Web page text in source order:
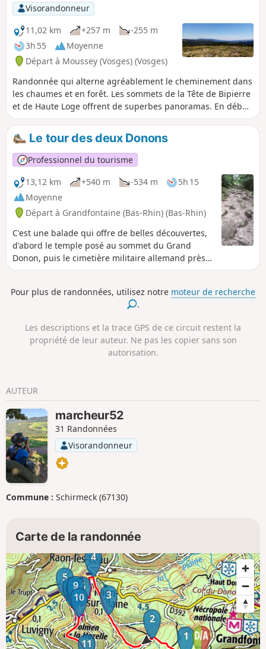
parking du Lac de la Maix sont
inaccessibles pour une durée
indéterminée.
Visorandonneur
11,02 km
+257 m
-255 m
3h 55
Moyenne
Départ à Moussey (Vosges) (Vosges)
Randonnée qui alterne agréablement le cheminement dans
les chaumes et en forêt. Les sommets de la Tête de Bipierre
et de Haute Loge offrent de superbes panoramas. En début
de randonnée, la Chapelle de Bipierre constitue une
intéressante curiosité naturelle.
Le tour des deux Donons
Professionnel du tourisme
13,12 km
+540 m -534 m
5h 15
Moyenne
Départ à Grandfontaine (Bas-Rhin) (Bas-Rhin)
C'est une balade qui offre de belles découvertes,
d'abord le temple posé au sommet du Grand
Donon, puis le cimetière militaire allemand près
du Col de la Côte de l'Engin et enfin le sommet du
Pour plus de randonnées, utilisez notre moteur de recherche
.
Les descriptions et la trace GPS de ce circuit restent la
propriété de leur auteur. Ne pas les copier sans son
autorisation.
AUTEUR
marcheur52
31 Randonnées
Visorandonneur
Commune : Schirmeck (67130)
Carte de la randonnée
1
2
3
4
5
6
7
8
9
10
11